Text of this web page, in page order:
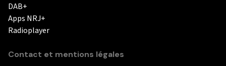
DAB+
Apps NRJ+
Radioplayer
Contact et mentions légales